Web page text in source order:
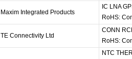
Maxim Integrated Products
IC LNA
RoHS:
TE Connectivity Ltd
CONN
RoHS:
NTC